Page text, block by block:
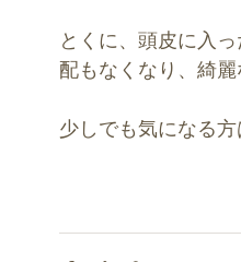
とくに、頭皮に入
配もなくなり、綺
少しでも気になる